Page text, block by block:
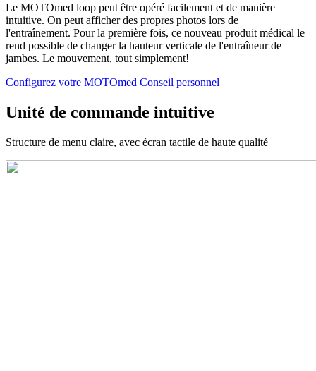
Le MOTOmed loop peut être opéré facilement et de manière
intuitive. On peut afficher des propres photos lors de
l'entraînement. Pour la première fois, ce nouveau produit médical le
rend possible de changer la hauteur verticale de l'entraîneur de
jambes. Le mouvement, tout simplement!
Configurez votre MOTOmed Conseil personnel
Unité de commande intuitive
Structure de menu claire, avec écran tactile de haute qualité